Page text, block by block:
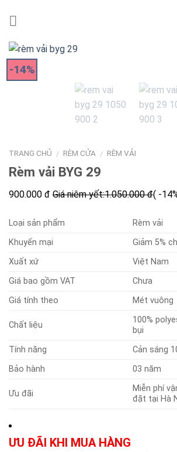
-14%
TRANG CHỦ / RÈM CỬA / RÈM VẢI
Rèm vải BYG 29
900.000 đ Giá niêm yết:1.050.000 đ( -
Loại sản phẩm
Rèm vải
Khuyến mại
Giảm 5%
Xuất xứ
Việt Nam
Giá bao gồm VAT
Chưa
Giá tính theo
Mét vuông
Chất liệu
100%
bụi
Tính năng
Cản sáng
Bảo hành
03 năm
Ưu đãi
Miễn phí
đặt tại Hà
ƯU ĐÃI KHI MUA HÀNG